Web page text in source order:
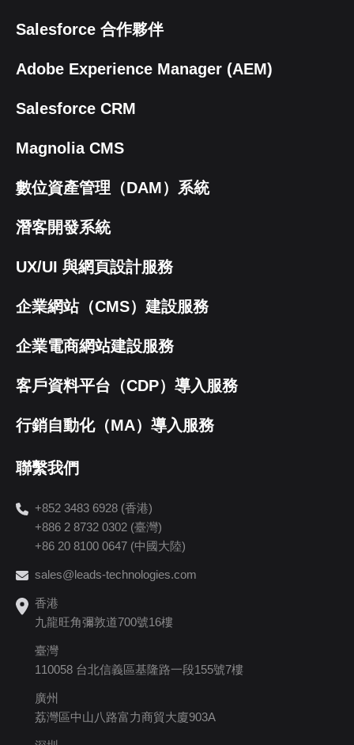
Salesforce 合作夥伴
Adobe Experience Manager (AEM)
Salesforce CRM
Magnolia CMS
數位資產管理（DAM）系統
潛客開發系統
UX/UI 與網頁設計服務
企業網站（CMS）建設服務
企業電商網站建設服務
客戶資料平台（CDP）導入服務
行銷自動化（MA）導入服務
聯繫我們
+852 3483 6928 (香港)
+886 2 8732 0302 (臺灣)
+86 20 8100 0647 (中國大陸)
sales@leads-technologies.com
香港
九龍旺角彌敦道700號16樓
臺灣
110058 台北信義區基隆路一段155號7樓
廣州
荔灣區中山八路富力商貿大廈903A